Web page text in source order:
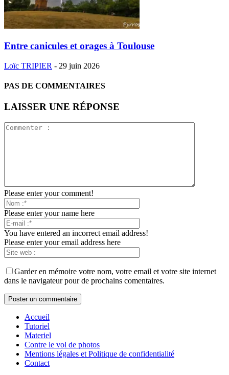
Entre canicules et orages à Toulouse
Loïc TRIPIER - 29 juin 2026
PAS DE COMMENTAIRES
LAISSER UNE RÉPONSE
Please enter your comment!
Please enter your name here
You have entered an incorrect email address!
Please enter your email address here
Garder en mémoire votre nom, votre email et votre site internet
dans le navigateur pour de prochains comentaires.
Accueil
Tutoriel
Materiel
Contre le vol de photos
Mentions légales et Politique de confidentialité
Contact